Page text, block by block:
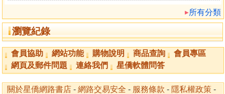
所有分類
瀏覽紀錄
會員協助 網站功能 購物說明 商品查詢
會員專區
網頁及郵件問題
連絡我們 星僑軟體問答
關於星僑網路書店 - 網路交易安全 - 服務條款 - 隱私權政策 -